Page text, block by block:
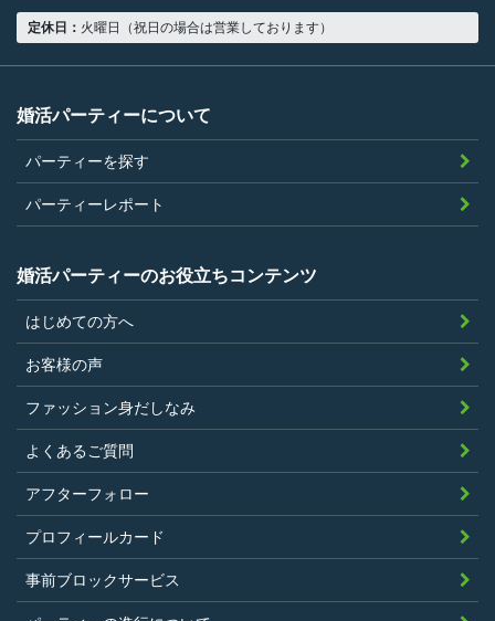
定休日： 火曜日（祝日の場合は営業しております）
婚活パーティーについて
パーティーを探す
パーティーレポート
婚活パーティーのお役立ちコンテンツ
はじめての方へ
お客様の声
ファッション身だしなみ
よくあるご質問
アフターフォロー
プロフィールカード
事前ブロックサービス